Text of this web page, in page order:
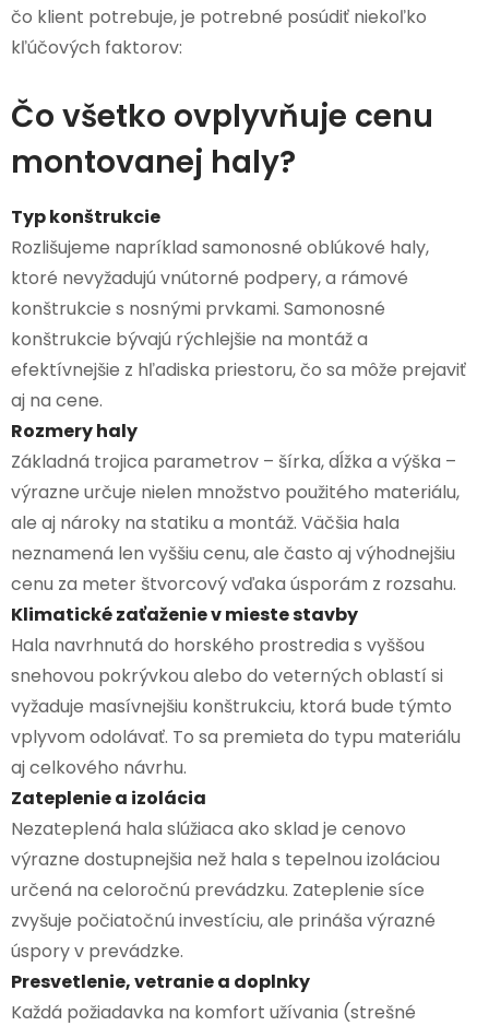
čo klient potrebuje, je potrebné posúdiť niekoľko
kľúčových faktorov:
Čo všetko ovplyvňuje cenu
montovanej haly?
Typ konštrukcie
Rozlišujeme napríklad samonosné oblúkové haly,
ktoré nevyžadujú vnútorné podpery, a rámové
konštrukcie s nosnými prvkami. Samonosné
konštrukcie bývajú rýchlejšie na montáž a
efektívnejšie z hľadiska priestoru, čo sa môže prejaviť
aj na cene.
Rozmery haly
Základná trojica parametrov – šírka, dĺžka a výška –
výrazne určuje nielen množstvo použitého materiálu,
ale aj nároky na statiku a montáž. Väčšia hala
neznamená len vyššiu cenu, ale často aj výhodnejšiu
cenu za meter štvorcový vďaka úsporám z rozsahu.
Klimatické zaťaženie v mieste stavby
Hala navrhnutá do horského prostredia s vyššou
snehovou pokrývkou alebo do veterných oblastí si
vyžaduje masívnejšiu konštrukciu, ktorá bude týmto
vplyvom odolávať. To sa premieta do typu materiálu
aj celkového návrhu.
Zateplenie a izolácia
Nezateplená hala slúžiaca ako sklad je cenovo
výrazne dostupnejšia než hala s tepelnou izoláciou
určená na celoročnú prevádzku. Zateplenie síce
zvyšuje počiatočnú investíciu, ale prináša výrazné
úspory v prevádzke.
Presvetlenie, vetranie a doplnky
Každá požiadavka na komfort užívania (strešné